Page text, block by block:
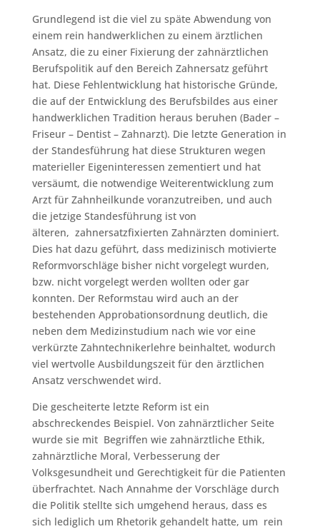
Grundlegend ist die viel zu späte Abwendung von
einem rein handwerklichen zu einem ärztlichen
Ansatz, die zu einer Fixierung der zahnärztlichen
Berufspolitik auf den Bereich Zahnersatz geführt
hat. Diese Fehlentwicklung hat historische Gründe,
die auf der Entwicklung des Berufsbildes aus einer
handwerklichen Tradition heraus beruhen (Bader –
Friseur – Dentist – Zahnarzt). Die letzte Generation in
der Standesführung hat diese Strukturen wegen
materieller Eigeninteressen zementiert und hat
versäumt, die notwendige Weiterentwicklung zum
Arzt für Zahnheilkunde voranzutreiben, und auch
die jetzige Standesführung ist von
älteren, zahnersatzfixierten Zahnärzten dominiert.
Dies hat dazu geführt, dass medizinisch motivierte
Reformvorschläge bisher nicht vorgelegt wurden,
bzw. nicht vorgelegt werden wollten oder gar
konnten. Der Reformstau wird auch an der
bestehenden Approbationsordnung deutlich, die
neben dem Medizinstudium nach wie vor eine
verkürzte Zahntechnikerlehre beinhaltet, wodurch
viel wertvolle Ausbildungszeit für den ärztlichen
Ansatz verschwendet wird.
Die gescheiterte letzte Reform ist ein
abschreckendes Beispiel. Von zahnärztlicher Seite
wurde sie mit Begriffen wie zahnärztliche Ethik,
zahnärztliche Moral, Verbesserung der
Volksgesundheit und Gerechtigkeit für die Patienten
überfrachtet. Nach Annahme der Vorschläge durch
die Politik stellte sich umgehend heraus, dass es
sich lediglich um Rhetorik gehandelt hatte, um rein